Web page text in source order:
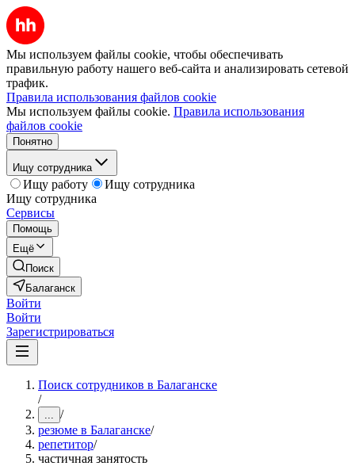
Мы используем файлы cookie, чтобы обеспечивать
правильную работу нашего веб-сайта и анализировать сетевой
трафик.
Правила использования файлов cookie
Мы используем файлы cookie. Правила использования
файлов cookie
Понятно
Ищу сотрудника
Ищу работу
Ищу сотрудника
Ищу сотрудника
Сервисы
Помощь
Ещё
Поиск
Балаганск
Войти
Войти
Зарегистрироваться
Поиск сотрудников в Балаганске
/
... /
резюме в Балаганске/
репетитор/
частичная занятость